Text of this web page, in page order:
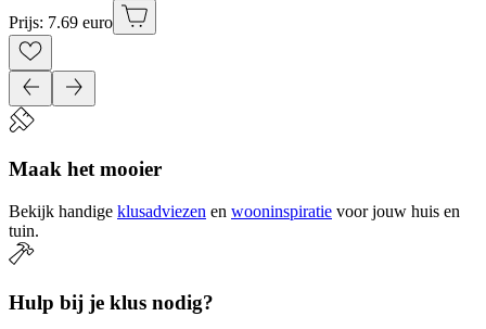
Prijs: 7.69 euro
Maak het mooier
Bekijk handige klusadviezen en wooninspiratie voor jouw huis en
tuin.
Hulp bij je klus nodig?